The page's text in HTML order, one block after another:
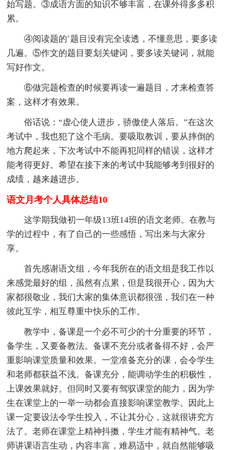
始写题。③成语方面的知识不够丰富，在课外得多多积
累。
④阅读题的`题目没有完全读透，不懂意思，要多读
几遍。⑤作文的题目要划关键词，要多读关键词，就能
写好作文。
⑥做完题检查的时候要再读一遍题目，才来检查答
案，这样才有效果。
俗话说：“虚心使人进步，骄傲使人落后。”在这次
考试中，我也犯了这个毛病。要吸取教训，要从摔倒的
地方爬起来，下次考试中不能再犯同样的错误，这样才
能考得更好。希望在接下来的考试中我能够考到很好的
成绩，越来越进步。
语文月考个人具体总结10
这学期我做初一年级13班14班的语文老师。在教与
学的过程中，有了自己的一些感悟，写出来与大家分
享。
首先感谢语文组，今年我所在的语文组是我工作以
来感觉最好的组，虽然有点累，但是我很开心，因为大
家都很敬业，我们大家的集体意识都很强，我们在一种
彼此互学，相互尊重中快乐的工作。
教学中，备课是一个必不可少的十分重要的环节，
备学生，又要备教法。备课不充分或者备得不好，会严
重影响课堂质量和效果。一堂准备充分的课，会令学生
和老师都获益不浅。备课充分，能调动学生的积极性，
上课效果就好。但同时又要有驾驭课堂的能力，因为学
生在课堂上的一举一动都会直接影响课堂教学。因此上
课一定要设法令学生投入，不让其分心，这就很讲究方
法了。老师在课堂上精神抖擞，学生才能有精神气。老
师讲课语言生动，内容丰富，难易适中，就自然能够吸